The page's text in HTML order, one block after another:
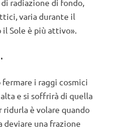
radiazione di fondo,
varia durante il
Sole è più attivo».
fermare i raggi cosmici
e si soffrirà di quella
ridurla è volare quando
deviare una frazione